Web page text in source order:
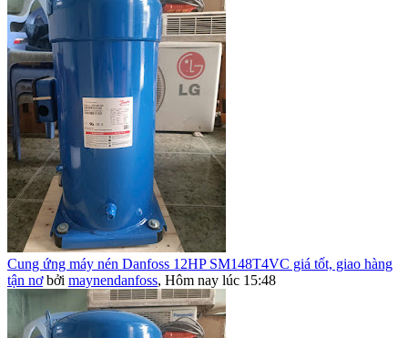
Cung ứng máy nén Danfoss 12HP SM148T4VC giá tốt, giao hàng
tận nơ bởi maynendanfoss, Hôm nay lúc 15:48